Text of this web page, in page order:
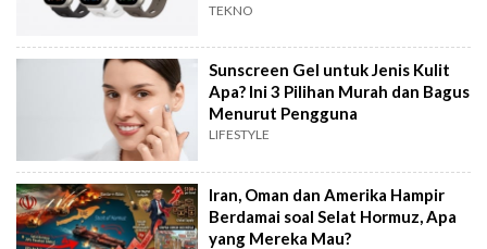
TEKNO
Sunscreen Gel untuk Jenis Kulit
Apa? Ini 3 Pilihan Murah dan Bagus
Menurut Pengguna
LIFESTYLE
Iran, Oman dan Amerika Hampir
Berdamai soal Selat Hormuz, Apa
yang Mereka Mau?